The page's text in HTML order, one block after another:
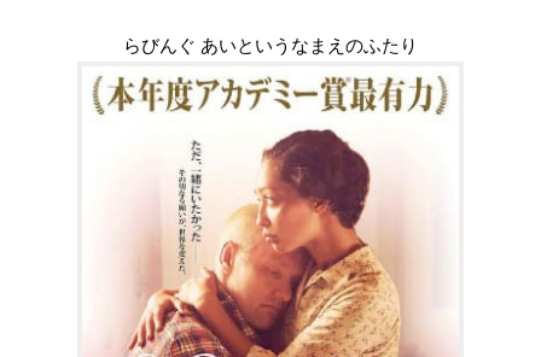
らびんぐ あいというなまえのふたり